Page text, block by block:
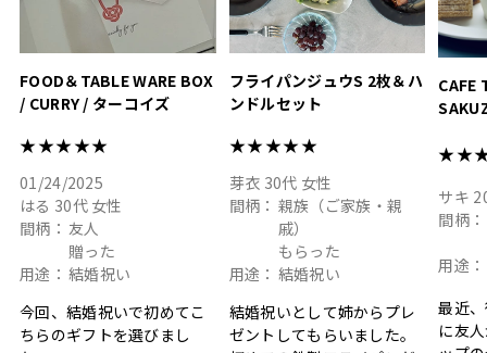
FOOD＆TABLE WARE BOX
/ CURRY / ターコイズ
★★★★★
01/24/2025
はる 30代 女性
間柄： 友人
贈った
用途： 結婚祝い
今回、結婚祝いで初めてこ
ちらのギフトを選びまし
フライパンジュウS 2枚＆ハ
ンドルセット
★★★★★
芽衣 30代 女性
間柄： 親族（ご家族・親
戚）
もらった
用途： 結婚祝い
結婚祝いとして姉からプレ
ゼントしてもらいました。
CAFE
サキ
間柄：
用途：
最近
に友